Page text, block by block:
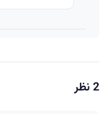
2 نظر